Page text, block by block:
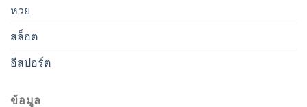
หวย
สล็อต
อีสปอร์ต
ข้อมูล